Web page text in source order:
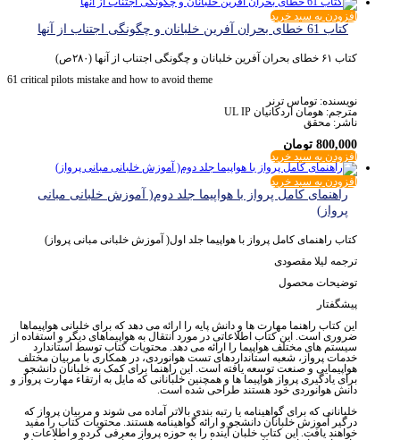
افزودن به سبد خرید
کتاب 61 خطای بحران آفرین خلبانان و چگونگی اجتناب از آنها
کتاب ۶۱ خطای بحران آفرین خلبانان و چگونگی اجتناب از آنها (۲۸۰ص)
61 critical pilots mistake and how to avoid theme
نویسنده: توماس ترنر
مترجم: هومان اردکانیان UL IP
ناشر: محقق
800,000 تومان
افزودن به سبد خرید
افزودن به سبد خرید
راهنمای کامل پرواز با هواپیما جلد دوم( آموزش خلبانی مبانی
پرواز)
کتاب راهنمای کامل پرواز با هواپیما جلد اول( آموزش خلبانی مبانی پرواز)
ترجمه لیلا مقصودی
توضیحات محصول
پیشگفتار
این کتاب راهنما مهارت ها و دانش پایه را ارائه می دهد که برای خلبانی هواپیماها
ضروری است. این کتاب اطلاعاتی در مورد انتقال به هواپیماهای دیگر و استفاده از
سیستم های مختلف هواپیما را ارائه می دهد. محتویات کتاب توسط استاندارد
خدمات پرواز، شعبه استانداردهای تست هوانوردی، در همکاری با مربیان مختلف
هواپیمایی و صنعت توسعه یافته است. این راهنما برای کمک به خلبانان دانشجو
برای یادگیری پرواز هواپیما ها و همچنین خلبانانی که مایل به ارتقاء مهارت پرواز و
دانش هوانوردی خود هستند طراحی شده است.
خلبانانی که برای گواهینامه یا رتبه بندی بالاتر آماده می شوند و مربیان پرواز که
درگیر آموزش خلبانان دانشجو و ارائه گواهینامه هستند. محتویات کتاب را مفید
خواهند یافت. این کتاب خلبان آینده را به حوزه پرواز معرفی کرده و اطلاعات و